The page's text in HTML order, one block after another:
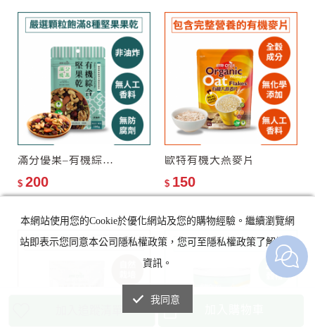
加入追蹤清單
滿分優果–有機綜合堅果乾
$ 200
歐特有機大燕麥片
$ 150
本網站使用您的Cookie於優化網站及您的購物經驗。繼續瀏覽網
站即表示您同意本公司隱私權政策，您可至隱私權政策了解詳細
資訊。
我同意